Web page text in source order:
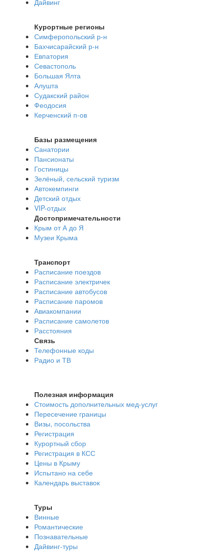
Дайвинг
Курортные регионы
Симферопольский р-н
Бахчисарайский р-н
Евпатория
Севастополь
Большая Ялта
Алушта
Судакский район
Феодосия
Керченский п-ов
Базы размещения
Санатории
Пансионаты
Гостиницы
Зелёный, сельский туризм
Автокемпинги
Детский отдых
VIP-отдых
Достопримечательности
Крым от А до Я
Музеи Крыма
Транспорт
Расписание поездов
Расписание электричек
Расписание автобусов
Расписание паромов
Авиакомпании
Расписание самолетов
Расстояния
Связь
Телефонные коды
Радио и ТВ
Полезная информация
Стоимость дополнительных мед-услуг
Пересечение границы
Визы, посольства
Регистрация
Курортный сбор
Регистрация в КСС
Цены в Крыму
Испытано на себе
Календарь выставок
Туры
Винные
Романтические
Познавательные
Дайвинг-туры